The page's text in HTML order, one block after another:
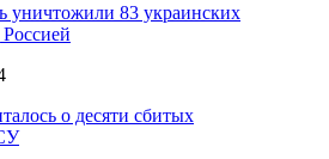
83 украинских
о десяти сбитых